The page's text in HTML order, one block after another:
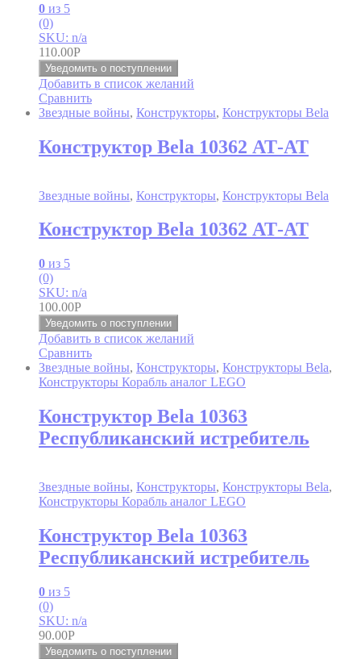
0 из 5
(0)
SKU: n/a
110.00Р
Уведомить о поступлении
Добавить в список желаний
Сравнить
Звездные войны, Конструкторы, Конструкторы Bela
Конструктор Bela 10362 АТ-АТ
Звездные войны, Конструкторы, Конструкторы Bela
Конструктор Bela 10362 АТ-АТ
0 из 5
(0)
SKU: n/a
100.00Р
Уведомить о поступлении
Добавить в список желаний
Сравнить
Звездные войны, Конструкторы, Конструкторы Bela,
Конструкторы Корабль аналог LEGO
Конструктор Bela 10363
Республиканский истребитель
Звездные войны, Конструкторы, Конструкторы Bela,
Конструкторы Корабль аналог LEGO
Конструктор Bela 10363
Республиканский истребитель
0 из 5
(0)
SKU: n/a
90.00Р
Уведомить о поступлении